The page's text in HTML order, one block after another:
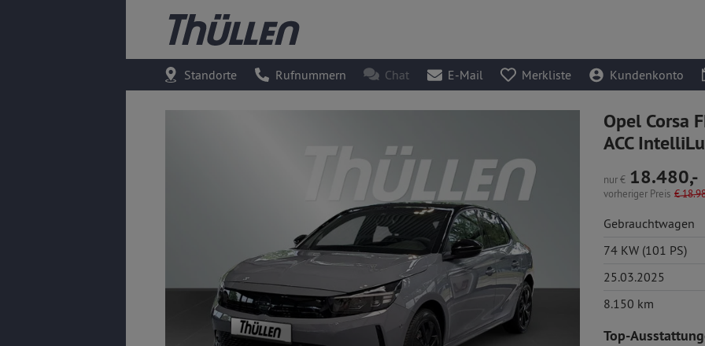
Standorte Rufnummern Chat E-Mail Merkliste Kundenkonto
Opel Corsa
ACC
nur € 18.480,-
vorheriger Preis €
Gebrauchtwagen
74 KW (101 PS)
25.03.2025
8.150 km
Top-